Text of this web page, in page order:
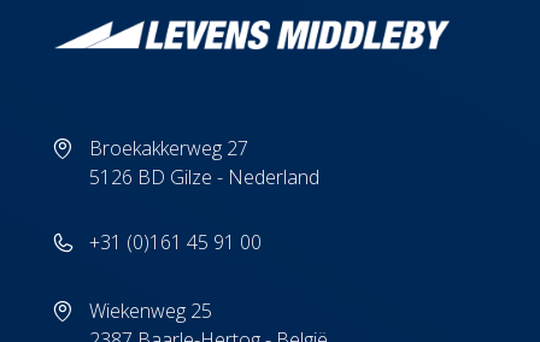
Broekakkerweg 27
5126 BD Gilze - Nederland
+31 (0)161 45 91 00
Wiekenweg 25